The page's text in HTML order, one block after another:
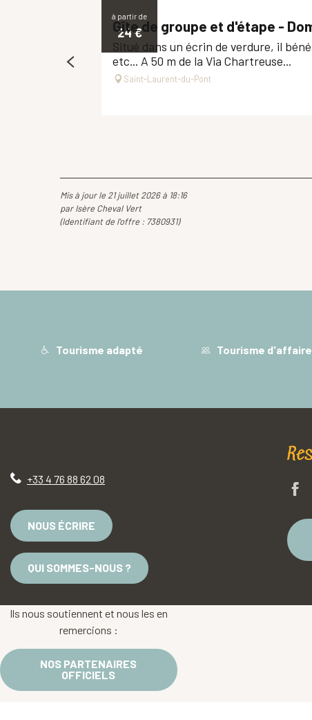
à partir de
24€
Gîte de groupe et d'étape -
Situé dans un écrin de verdure, il
etc... A 50 m de la Via Chartreuse...
Saint-Laurent-du-Pont
Mis à jour le 21 juillet 2026 à 18:16
par Isère Cheval Vert
(Identifiant de l'offre : 7380931)
Tourisme adapté Tourisme
+33 4 76 88 62 08
NOUS ÉCRIRE
QUI SOMMES-NOUS ?
Ils nous soutiennent et nous les en
remercions :
NOS PARTENAIRES
OFFICIELS